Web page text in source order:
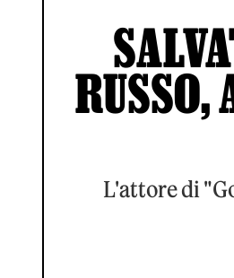
L'attore di